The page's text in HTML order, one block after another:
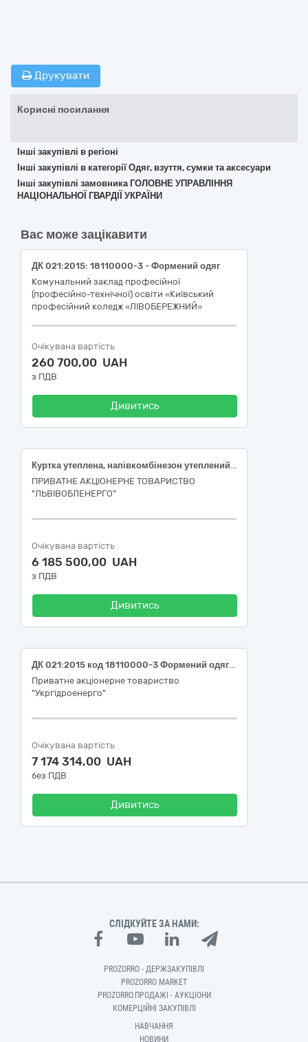
Друкувати
Корисні посилання
Інші закупівлі в регіоні
Інші закупівлі в категорії Одяг, взуття, сумки та аксесуари
Інші закупівлі замовника ГОЛОВНЕ УПРАВЛІННЯ
НАЦІОНАЛЬНОЇ ГВАРДІЇ УКРАЇНИ
Вас може зацікавити
ДК 021:2015: 18110000-3 - Формений одяг
Комунальний заклад професійної
(професійно-технічної) освіти «Київський
професійний коледж «ЛІВОБЕРЕЖНИЙ»
Очікувана вартість
260 700,00 UAH
з ПДВ
Дивитись
Куртка утеплена, напівкомбінезон утеплений, костюм літній
ПРИВАТНЕ АКЦІОНЕРНЕ ТОВАРИСТВО
"ЛЬВІВОБЛЕНЕРГО"
Очікувана вартість
6 185 500,00 UAH
з ПДВ
Дивитись
ДК 021:2015 код 18110000-3 Формений одяг (Формений одяг для працівників філій ПрАТ «Укргідроенерго»)
Приватне акціонерне товариство
"Укргідроенерго"
Очікувана вартість
7 174 314,00 UAH
без ПДВ
Дивитись
СЛІДКУЙТЕ ЗА НАМИ:
PROZORRO - ДЕРЖЗАКУПІВЛІ
PROZORRO MARKET
PROZORRO.ПРОДАЖІ - АУКЦІОНИ
КОМЕРЦІЙНІ ЗАКУПІВЛІ
НАВЧАННЯ
НОВИНИ